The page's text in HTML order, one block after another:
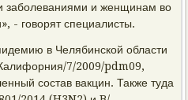
заболеваниями и женщинам во
- говорят специалисты.
в Челябинской области
7/2009/pdm09,
состав вакцин. Также туда